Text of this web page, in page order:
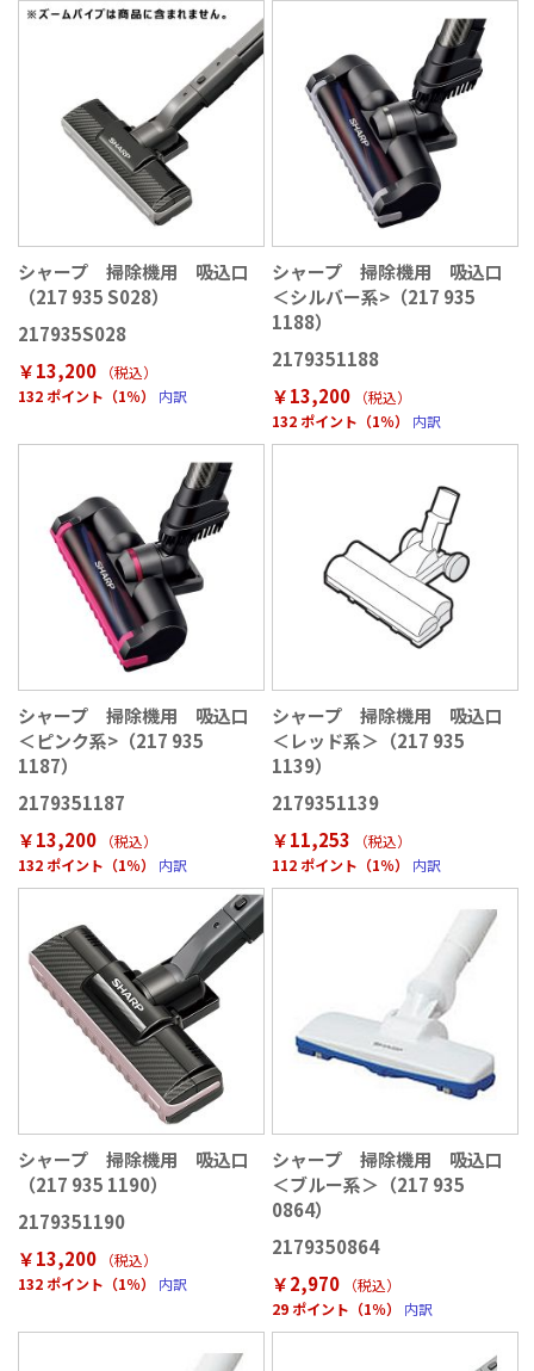
シャープ 掃除機用 吸込口
（217 935 S028）
217935S028
￥13,200
（税込）
132 ポイント（1％）
内訳
シャープ 掃除機用 吸込口
＜シルバー系>（217 935
1188）
2179351188
￥13,200
（税込）
132 ポイント（1％）
内訳
シャープ 掃除機用 吸込口
＜ピンク系>（217 935
1187）
2179351187
￥13,200
（税込）
132 ポイント（1％）
内訳
シャープ 掃除機用 吸込口
＜レッド系＞（217 935
1139）
2179351139
￥11,253
（税込）
112 ポイント（1％）
内訳
シャープ 掃除機用 吸込口
（217 935 1190）
2179351190
￥13,200
（税込）
132 ポイント（1％）
内訳
シャープ 掃除機用 吸込口
＜ブルー系＞（217 935
0864）
2179350864
￥2,970
（税込）
29 ポイント（1％）
内訳